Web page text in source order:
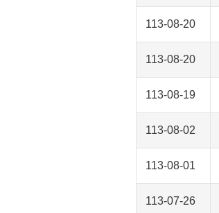
113-08-20
113-08-20
113-08-19
113-08-02
113-08-01
113-07-26